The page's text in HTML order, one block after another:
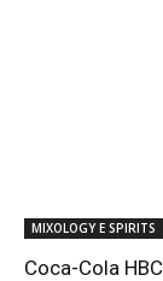
MIXOLOGY E SPIRITS
Coca-Cola